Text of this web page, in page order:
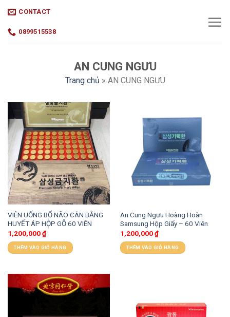
content
CONTACT
0899515538
AN CUNG NGƯU
Trang chủ » AN CUNG NGƯU
VIÊN UỐNG BỔ NÃO CÂN BẰNG
HUYẾT ÁP HỘP GỖ 60 VIÊN
1,200,000₫
THÊM VÀO GIỎ HÀNG
An Cung Ngưu Hoàng Hoàn
Samsung Hộp Giấy – 60 Viên
1,200,000₫
THÊM VÀO GIỎ HÀNG